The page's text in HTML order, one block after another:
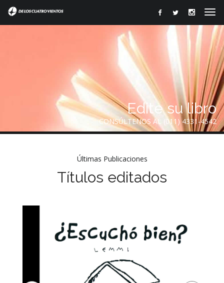
Edite su libro
CONSÚLTENOS AL (011) 4331-4542
Últimas Publicaciones
Títulos editados